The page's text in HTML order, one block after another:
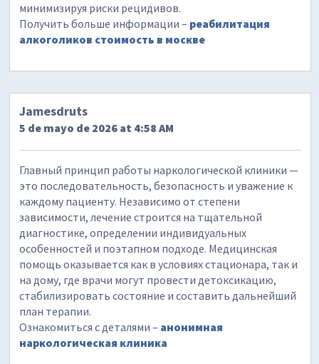
минимизируя риски рецидивов.
Получить больше информации – реабилитация
алкоголиков стоимость в москве
Jamesdruts
5 de mayo de 2026 at 4:58 AM
Главный принцип работы наркологической клиники —
это последовательность, безопасность и уважение к
каждому пациенту. Независимо от степени
зависимости, лечение строится на тщательной
диагностике, определении индивидуальных
особенностей и поэтапном подходе. Медицинская
помощь оказывается как в условиях стационара, так и
на дому, где врачи могут провести детоксикацию,
стабилизировать состояние и составить дальнейший
план терапии.
Ознакомиться с деталями – анонимная
наркологическая клиника